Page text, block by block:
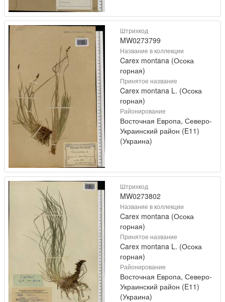
Штрихкод
MW0273799
Название в коллекции
Carex montana (Осока
горная)
Принятое название
Carex montana L. (Осока
горная)
Районирование
Восточная Европа, Северо-
Украинский район (E11)
(Украина)
Штрихкод
MW0273802
Название в коллекции
Carex montana (Осока
горная)
Принятое название
Carex montana L. (Осока
горная)
Районирование
Восточная Европа, Северо-
Украинский район (E11)
(Украина)